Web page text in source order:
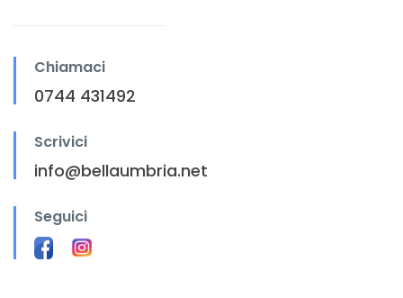
Chiamaci
0744 431492
Scrivici
info@bellaumbria.net
Seguici